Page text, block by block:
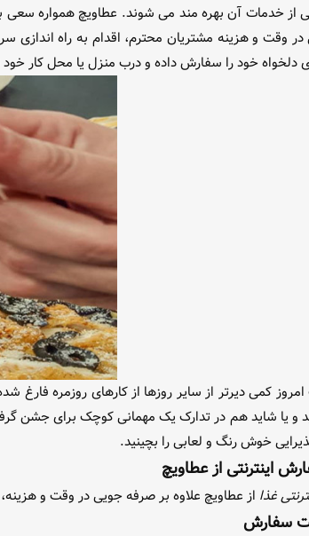
از خدمات آن بهره مند می شوند. عطاویچ همواره سعی
وقت و هزینه مشتریان محترم، اقدام به راه
دلخواه خود را سفارش داده و درب منزل یا محل کار خود
کمی دیرتر از سایر روزها از کارهای روزمره فارغ
و یا شاید هم در تدارک یک مهمانی کوچک برای جشن
خوش رنگ و لعابی را بچینید.
اینترنتی از عطاویچ
غذا از عطاویچ علاوه بر صرفه جویی در وقت و
سفارش